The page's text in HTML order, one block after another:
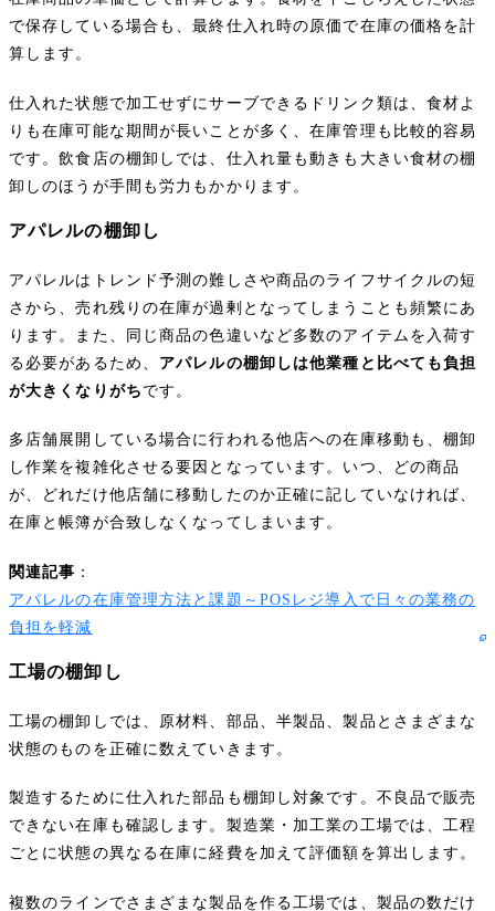
で保存している場合も、最終仕入れ時の原価で在庫の価格を計
算します。
仕入れた状態で加工せずにサーブできるドリンク類は、食材よ
りも在庫可能な期間が長いことが多く、在庫管理も比較的容易
です。飲食店の棚卸しでは、仕入れ量も動きも大きい食材の棚
卸しのほうが手間も労力もかかります。
アパレルの棚卸し
アパレルはトレンド予測の難しさや商品のライフサイクルの短
さから、売れ残りの在庫が過剰となってしまうことも頻繁にあ
ります。また、同じ商品の色違いなど多数のアイテムを入荷す
る必要があるため、 アパレルの棚卸しは他業種と比べても負担
が大きくなりがち です。
多店舗展開している場合に行われる他店への在庫移動も、棚卸
し作業を複雑化させる要因となっています。いつ、どの商品
が、どれだけ他店舗に移動したのか正確に記していなければ、
在庫と帳簿が合致しなくなってしまいます。
関連記事 ：
アパレルの在庫管理方法と課題～POSレジ導入で日々の業務の
負担を軽減
工場の棚卸し
工場の棚卸しでは、原材料、部品、半製品、製品とさまざまな
状態のものを正確に数えていきます。
製造するために仕入れた部品も棚卸し対象です。不良品で販売
できない在庫も確認します。製造業・加工業の工場では、工程
ごとに状態の異なる在庫に経費を加えて評価額を算出します。
複数のラインでさまざまな製品を作る工場では、製品の数だけ